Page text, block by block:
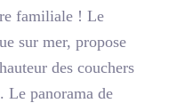
familiale ! Le
sur mer, propose
des couchers
Le panorama de